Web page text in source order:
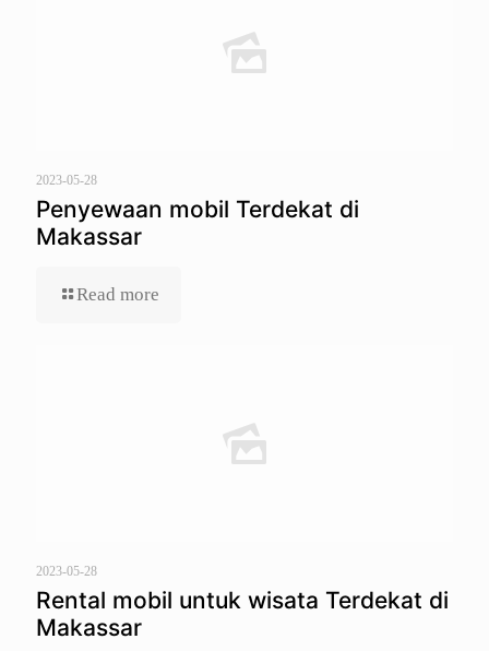
2023-05-28
Penyewaan mobil Terdekat di
Makassar
Read more
2023-05-28
Rental mobil untuk wisata Terdekat di
Makassar